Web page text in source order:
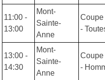
11:00 -
13:00
Mont-
Sainte-
Anne
Coupe
-
13:00 -
14:30
Mont-
Sainte-
Anne
Coupe
-